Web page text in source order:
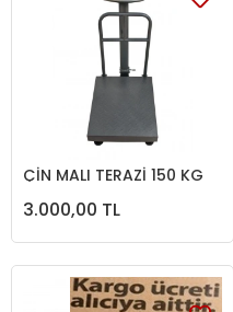
ÇİN MALI TERAZİ 150 KG
3.000,00 TL